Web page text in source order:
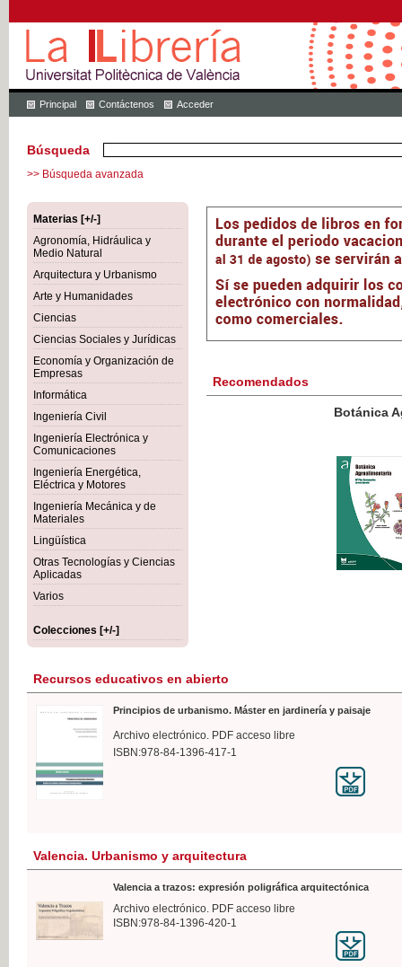
Principal Contáctenos Acceder
Búsqueda
>> Búsqueda avanzada
Materias [+/-]
Agronomía, Hidráulica y
Medio Natural
Arquitectura y Urbanismo
Arte y Humanidades
Ciencias
Ciencias Sociales y Jurídicas
Economía y Organización de
Empresas
Informática
Ingeniería Civil
Ingeniería Electrónica y
Comunicaciones
Ingeniería Energética,
Eléctrica y Motores
Ingeniería Mecánica y de
Materiales
Lingüística
Otras Tecnologías y Ciencias
Aplicadas
Varios
Colecciones [+/-]
Recomendados
Botánica Agroalimentaria
IVA
Recursos educativos en abierto
Principios de urbanismo. Máster en jardinería y paisaje
Archivo electrónico. PDF acceso libre
ISBN:978-84-1396-417-1
Valencia. Urbanismo y arquitectura
Valencia a trazos: expresión poligráfica arquitectónica
Archivo electrónico. PDF acceso libre
ISBN:978-84-1396-420-1